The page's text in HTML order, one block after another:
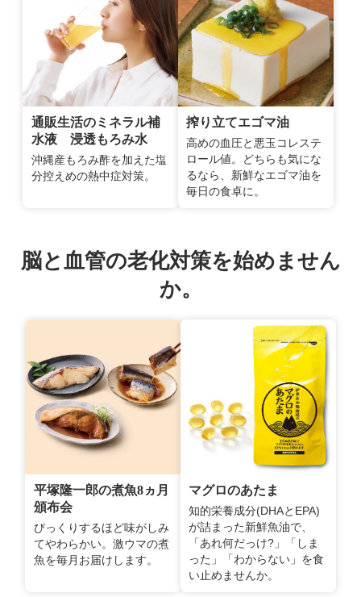
通販生活のミネラル補
水液 浸透もろみ水
沖縄産もろみ酢を加えた塩
分控えめの熱中症対策。
搾り立てエゴマ油
高めの血圧と悪玉コレステ
ロール値。どちらも気にな
るなら、新鮮なエゴマ油を
毎日の食卓に。
脳と血管の老化対策を始めません
か。
平塚隆一郎の煮魚8ヵ月
頒布会
びっくりするほど味がしみ
てやわらかい。激ウマの煮
魚を毎月お届けします。
マグロのあたま
知的栄養成分(DHAとEPA)
が詰まった新鮮魚油で、
「あれ何だっけ?」「しま
った」「わからない」を食
い止めませんか。